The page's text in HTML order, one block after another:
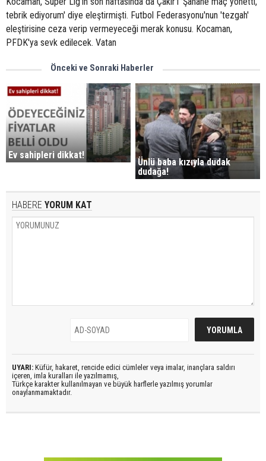
tebrik ediyorum' diye eleştirmişti. Futbol Federasyonu'nun 'tezgah'
eleştirisine ceza verip vermeyeceği merak konusu. Kocaman,
PFDK'ya sevk edilecek. Vatan
Önceki ve Sonraki Haberler
Ev sahipleri dikkat!
Ünlü baba kızıyla dudak
dudağa!
HABERE YORUM KAT
UYARI: Küfür, hakaret, rencide edici cümleler veya imalar, inançlara saldırı
içeren, imla kuralları ile yazılmamış,
Türkçe karakter kullanılmayan ve büyük harflerle yazılmış yorumlar
onaylanmamaktadır.